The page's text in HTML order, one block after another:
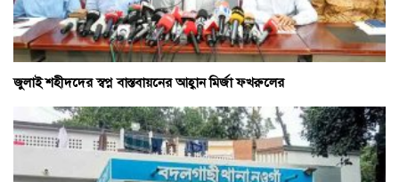
জুলাই শহীদদের স্বপ্ন বাস্তবায়নের আহ্বান মির্জা ফখরুলের